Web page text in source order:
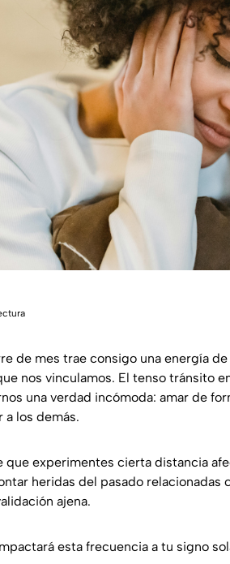
de mes trae consigo una energía
nos vinculamos. El tenso tránsito
una verdad incómoda: amar de
los demás.
que experimentes cierta distancia
heridas del pasado relacionadas
ajena.
esta frecuencia a tu signo